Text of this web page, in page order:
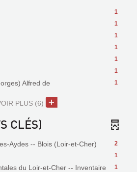
1
1
1
1
1
1
1
Alfred de
PLUS (6)
CLÉS)
2
Aydes -- Blois (Loir-et-Cher)
1
1
du Loir-et-Cher -- Inventaire